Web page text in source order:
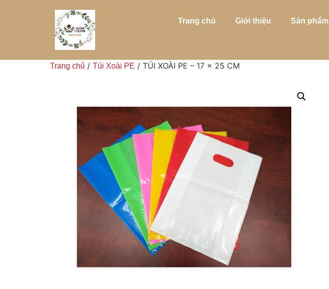
Trang chủ Giới thiệu Sản phẩm
Trang chủ / Túi Xoài PE / TÚI XOÀI PE – 17 x 25 CM